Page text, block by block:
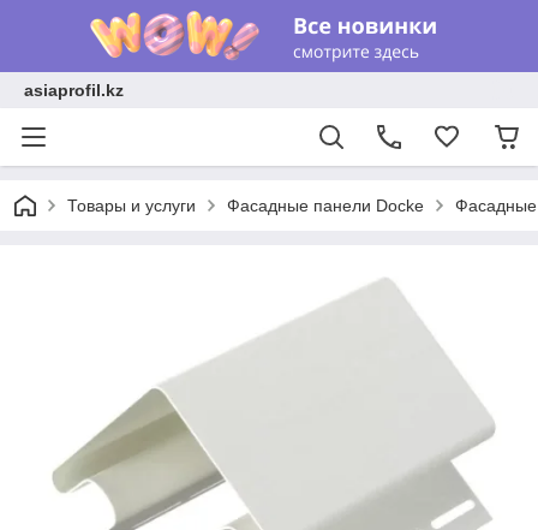
asiaprofil.kz
Товары и услуги Фасадные панели Docke Фасадные